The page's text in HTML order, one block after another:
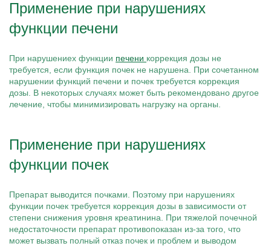
Применение при нарушениях
функции печени
При нарушениех функции печени коррекция дозы не
требуется, если функция почек не нарушена. При сочетанном
нарушении функций печени и почек требуется коррекция
дозы. В некоторых случаях может быть рекомендовано другое
лечение, чтобы минимизировать нагрузку на органы.
Применение при нарушениях
функции почек
Препарат выводится почками. Поэтому при нарушениях
функции почек требуется коррекция дозы в зависимости от
степени снижения уровня креатинина. При тяжелой почечной
недостаточности препарат противопоказан из-за того, что
может вызвать полный отказ почек и проблем и выводом